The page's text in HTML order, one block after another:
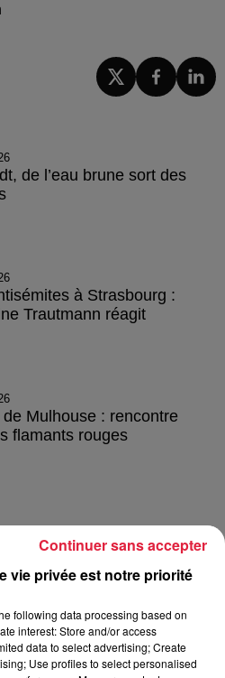
de l’eau brune sort des
à Strasbourg :
Trautmann réagit
Mulhouse : rencontre
flamants rouges
vie privée est notre priorité
following data processing based on
interest: Store and/or access
data to select advertising; Create
Use profiles to select personalised
Continuer sans accepter